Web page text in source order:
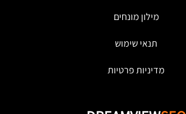
מילון מונחים
תנאי שימוש
מדיניות פרטיות